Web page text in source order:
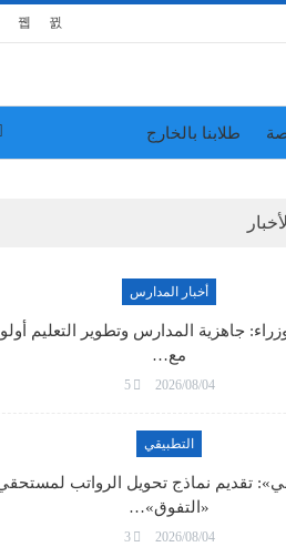
طلابنا بالخارج
أخبار المدارس
جاهزية المدارس وتطوير التعليم
مع…
2026/08/04
5
التطبيقي
تقديم نماذج تحويل الرواتب
«التفوق»…
2026/08/04
3